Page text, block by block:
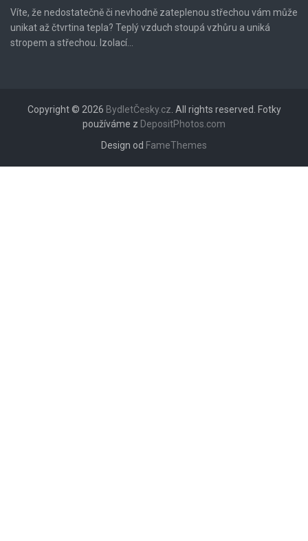
Víte, že nedostatečně či nevhodně zateplenou střechou vám může
unikat až čtvrtina tepla? Teplý vzduch stoupá vzhůru a uniká
stropem a střechou. Izolací...
Copyright © 2026 BydletČesky.cz . All rights reserved. Fotky
používáme z DepositPhotos.com
Design od FameThemes